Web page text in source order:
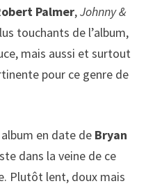
Palmer,Johnny &
touchants de l’album,
mais aussi et surtout
pour ce genre de
en date de Bryan
dans la veine de ce
Plutôt lent, doux mais